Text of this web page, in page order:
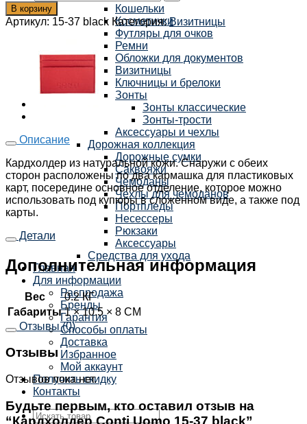
Кошельки
Косметички
Футляры для очков
Ремни
Обложки для документов
Визитницы
Ключницы и брелоки
Зонты
Зонты классические
Зонты-трости
Аксессуары и чехлы
Дорожная коллекция
Дорожные сумки
Саквояжи
Чемоданы
Чехлы для чемоданов
Портпледы
Несессеры
Рюкзаки
Аксессуары
Средства для ухода
Главная
Для информации
Распродажа
Бренды
Гарантия
Способы оплаты
Доставка
Избранное
Мой аккаунт
Получить скидку
Контакты
В корзину
Артикул: 15-37 black Категория:Визитницы
Описание
Кардхолдер из натуральной кожи. Снаружи с обеих
сторон расположены по два кармашка для пластиковых
карт, посередине основное отделение, которое можно
использовать под купюры в сложенном виде, а также под
карты.
Детали
Дополнительная информация
Вес
0.2 КГ
Габариты 1 × 10.5 × 8 СМ
Отзывы (0)
Отзывы
Отзывов пока нет.
Будьте первым, кто оставил отзыв на
“Кардхолдер Conti Uomo 15-37 black”